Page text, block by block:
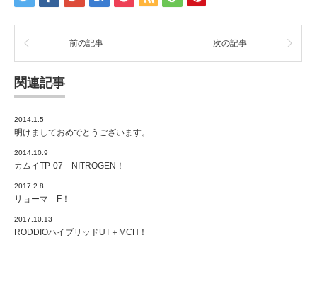
前の記事 次の記事
関連記事
2014.1.5
明けましておめでとうございます。
2014.10.9
カムイTP-07 NITROGEN！
2017.2.8
リョーマ F！
2017.10.13
RODDIOハイブリッドUT＋MCH！